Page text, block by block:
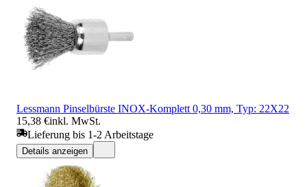
Lessmann Pinselbürste INOX-Komplett 0,30 mm, Typ: 22X22
15,38 €inkl. MwSt.
Lieferung bis 1-2 Arbeitstage
Details anzeigen